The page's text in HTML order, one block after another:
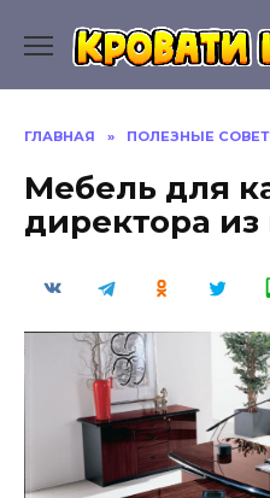
содержанию
ГЛАВНАЯ » ПОЛЕЗНЫЕ
Мебель для
директора из